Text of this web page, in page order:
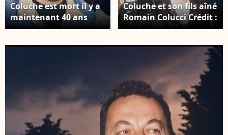
Coluche est mort il y a
maintenant 40 ans
jour pour jour Archives
Coluche et son fils aîné
Romain Colucci Crédit :
AGENCE / BESTIMAGE